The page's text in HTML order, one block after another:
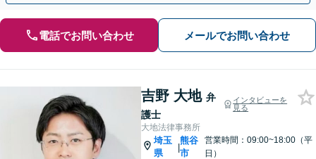
電話でお問い合わせ メールでお問い合わせ
吉野 大地 弁
護士
インタビューを
見る
大地法律事務所
埼玉
県
|
熊谷
市
営業時間：09:00~18:00（平
日）